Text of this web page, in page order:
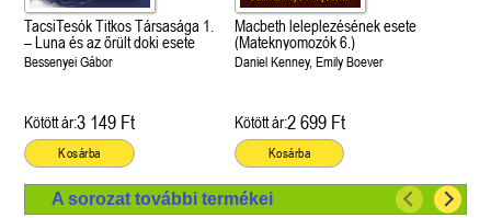
TacsiTesók Titkos Társasága 1.
– Luna és az őrült doki esete
Bessenyei Gábor
Kötött ár:3 149 Ft
Kosárba
Macbeth leleplezésének esete
(Mateknyomozók 6.)
Daniel Kenney, Emily Boever
Kötött ár:2 699 Ft
Kosárba
A sorozat további termékei